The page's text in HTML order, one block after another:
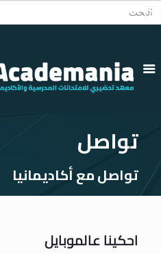
Search
for:
تواصل
تواصل مع أكاديمانيا
احكينا عالموبايل